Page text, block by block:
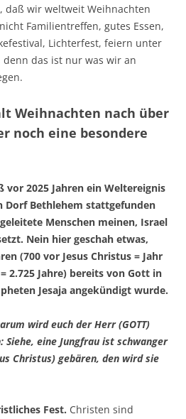
wir weltweit Weihnachten
Familientreffen, gutes Essen,
Lichterfest, feiern unter
das ist nur was wir an
Weihnachten nach über
noch eine besondere
vor 2025 Jahren ein Weltereignis
Dorf Bethlehem stattgefunden
Menschen meinen, Israel
Nein hier geschah etwas,
(700 vor Jesus Christus = Jahr
2.725 Jahre) bereits von Gott in
Jesaja angekündigt wurde.
wird euch der Herr (GOTT)
Siehe, eine Jungfrau ist schwanger
Christus) gebären, den wird sie
Fest. Christen sind